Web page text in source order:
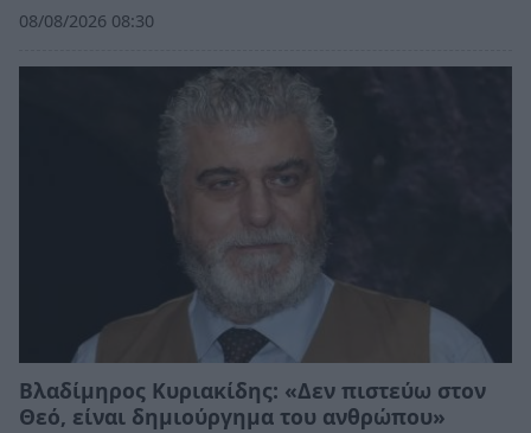
08/08/2026 08:30
Βλαδίμηρος Κυριακίδης: «Δεν πιστεύω στον
Θεό, είναι δημιούργημα του ανθρώπου»